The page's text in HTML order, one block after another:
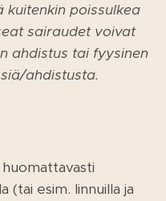
kuitenkin poissulkea
sairaudet voivat
ahdistus tai fyysinen
ahdistusta.
(tai esim. linnuilla ja